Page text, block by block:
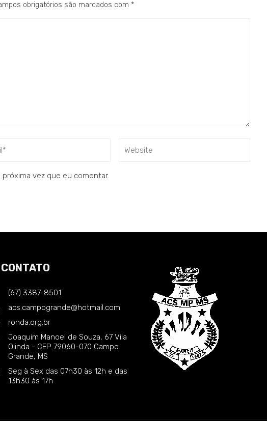
obrigatórios são marcados com *
vez que eu comentar.
CONTATO
(67) 3387-8501
acs.campogrande@hotmail.com
ronda.org.br
Joaquim Manoel de Souza, 67 Vila
Olinda - CEP 79060-070 Campo
Grande, MS
Seg à Sex das 07h30 às 12h e das
13h30 às 17h